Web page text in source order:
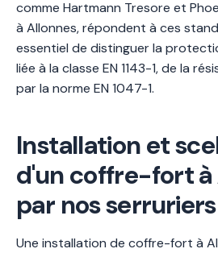
comme Hartmann Tresore et
à Allonnes, répondent à ces
essentiel de distinguer la
liée à la classe EN 1143-1, de la
par la norme EN 1047-1.
Installation et
d'un coffre-fort à
par nos
Une installation de coffre-fort à